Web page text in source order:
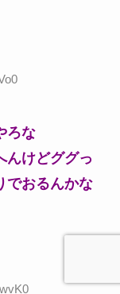
ろな
んけどググっ
でおるんかな